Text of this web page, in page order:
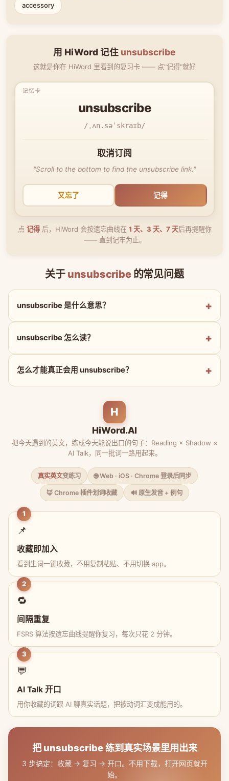
accessory
用 HiWord 记住 unsubscribe
这就是你在 HiWord 里看到的复习卡 —— 点"记得"就好
unsubscribe
/ˌʌn.səˈskraɪb/
取消订阅
"Scroll to the bottom to find the unsubscribe link."
又忘了 记得
点 记得后，HiWord 会按遗忘曲线在 1 天、3 天、7 天后再提醒你
—— 直到记牢为止。
关于 unsubscribe的常见问题
unsubscribe 是什么意思？
unsubscribe 怎么读？
怎么才能真正会用 unsubscribe？
H
HiWord.AI
把今天遇到的英文，练成今天能说出口的句子：Reading × Shadow ×
AI Talk，同一批词一路用起来。
真实英文变练习 🌐 Web · iOS · Chrome 登录后同步
🦊 Chrome 插件划词收藏 🔊 原生发音 + 例句
1
📌
收藏即加入
看到生词一键收藏，不用复制粘贴、不用切换 app。
2
🔁
间隔重复
FSRS 算法按遗忘曲线提醒你复习，每次只花 2 分钟。
3
💬
AI Talk 开口
用你收藏的词跟 AI 聊真实话题，把被动词汇变成能用的。
把 unsubscribe 练到真实场景里用出来
3 步搞定：收藏 → 复习 → 开口。不用下载，打开网页就开
始。